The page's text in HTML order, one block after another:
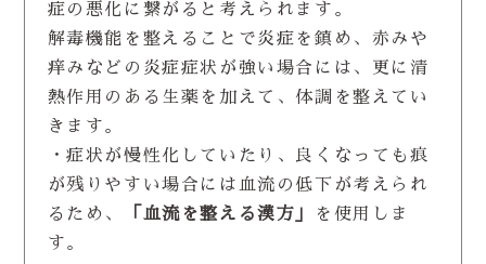
症の悪化に繋がると考えられます。
解毒機能を整えることで炎症を鎮め、赤みや
痒みなどの炎症症状が強い場合には、更に清
熱作用のある生薬を加えて、体調を整えてい
きます。
・症状が慢性化していたり、良くなっても痕
が残りやすい場合には血流の低下が考えられ
るため、
「血流を整える漢方」
を使用しま
す。